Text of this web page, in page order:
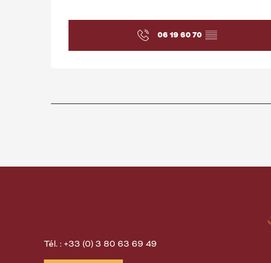
06 19 60 70 ▒▒
Tél. : +33 (0) 3 80 63 69 49